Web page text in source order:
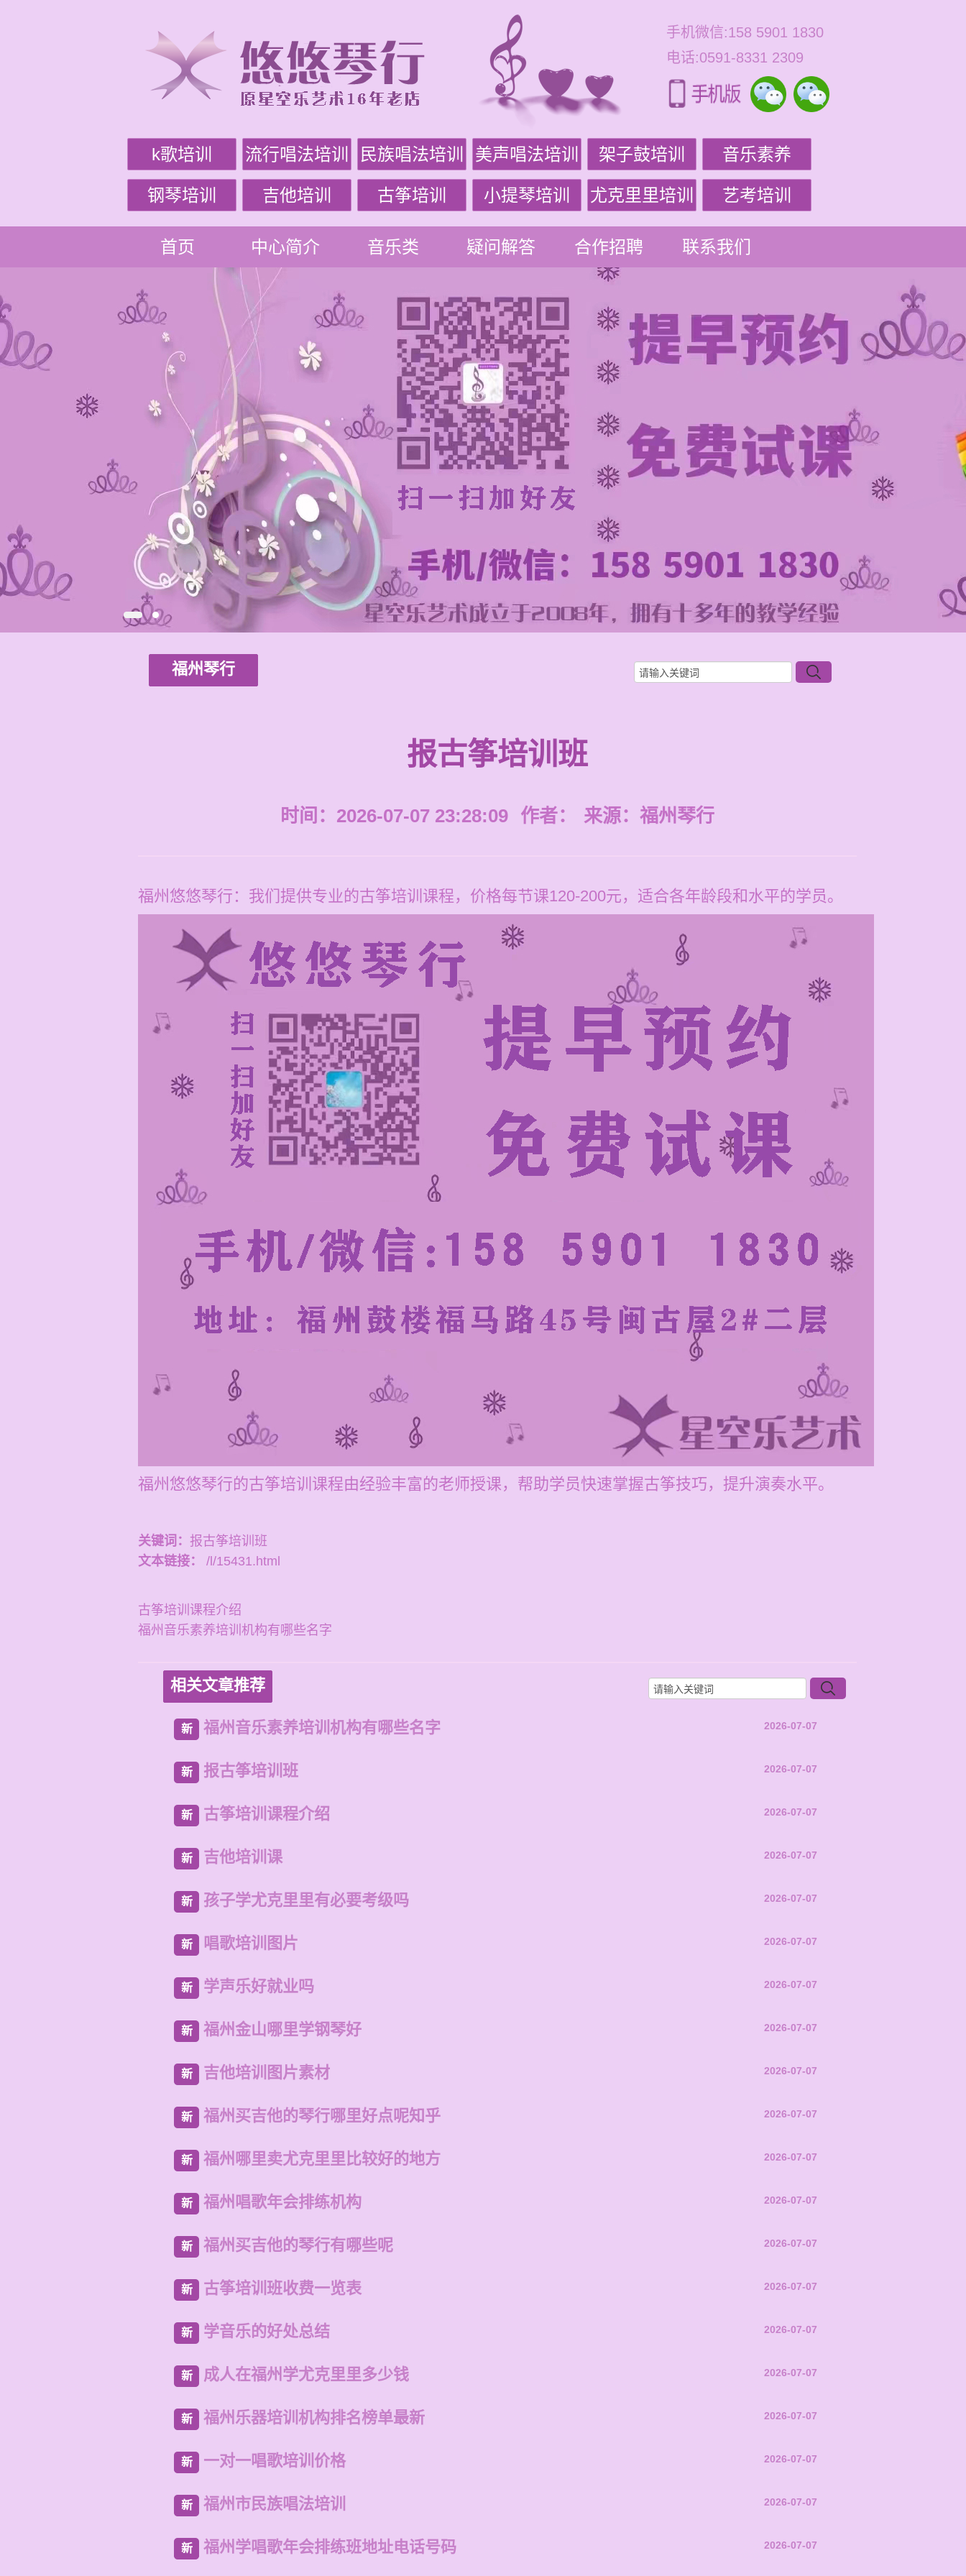
手机微信:158 5901 1830
电话:0591-8331 2309
k歌培训 流行唱法培训 民族唱法培训 美声唱法培训 架子鼓培训 音乐素养
钢琴培训 吉他培训 古筝培训 小提琴培训 尤克里里培训 艺考培训
首页 中心简介 音乐类 疑问解答 合作招聘 联系我们
福州琴行
报古筝培训班
时间：2026-07-07 23:28:09 作者： 来源： 福州琴行
福州悠悠琴行：我们提供专业的古筝培训课程，价格每节课120-200元，适合各年龄段和水平的学员。
福州悠悠琴行的古筝培训课程由经验丰富的老师授课，帮助学员快速掌握古筝技巧，提升演奏水平。
关键词： 报古筝培训班
文本链接：
/l/15431.html
古筝培训课程介绍
福州音乐素养培训机构有哪些名字
相关文章推荐
新 福州音乐素养培训机构有哪些名字 2026-07-07
新 报古筝培训班 2026-07-07
新 古筝培训课程介绍 2026-07-07
新 吉他培训课 2026-07-07
新 孩子学尤克里里有必要考级吗 2026-07-07
新 唱歌培训图片 2026-07-07
新 学声乐好就业吗 2026-07-07
新 福州金山哪里学钢琴好 2026-07-07
新 吉他培训图片素材 2026-07-07
新 福州买吉他的琴行哪里好点呢知乎 2026-07-07
新 福州哪里卖尤克里里比较好的地方 2026-07-07
新 福州唱歌年会排练机构 2026-07-07
新 福州买吉他的琴行有哪些呢 2026-07-07
新 古筝培训班收费一览表 2026-07-07
新 学音乐的好处总结 2026-07-07
新 成人在福州学尤克里里多少钱 2026-07-07
新 福州乐器培训机构排名榜单最新 2026-07-07
新 一对一唱歌培训价格 2026-07-07
新 福州市民族唱法培训 2026-07-07
新 福州学唱歌年会排练班地址电话号码 2026-07-07